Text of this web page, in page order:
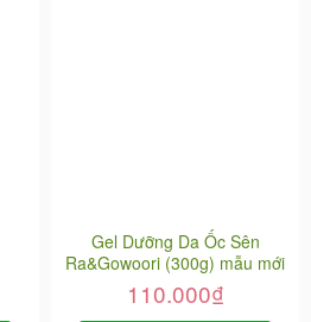
Gel Dưỡng Da Ốc Sên
Ra&Gowoori (300g) mẫu mới
110.000₫